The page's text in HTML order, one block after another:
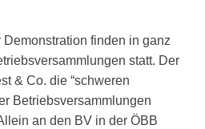
Demonstration finden in ganz
statt. Der
& Co. die “schweren
Betriebsversammlungen
an den BV in der ÖBB